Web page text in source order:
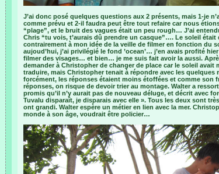
J’ai donc posé quelques questions aux 2 présents, mais 1-je
comme prévu et 2-il faudra peut être tout refaire car nous
“plage”, et le bruit des vagues était un peu rough… J’ai
Chris “tu vois, t’aurais dû prendre un casque”…. Le soleil était
contrairement à mon idée de la veille de filmer en fonction du
aujoud’hui, j’ai privilégié le fond ’ocean’… j’en avais profité
filmer des visages… et bien… je me suis fait avoir la aussi.
demander à Christopher de changer de place car le soleil avait
traduire, mais Christopher tenait à répondre avec les quelques
forcément, les réponses étaient moins étoffées et comme son
réponses, on risque de devoir trier au montage. Walter a
promis qu’il n’y aurait pas de nouveau déluge, et décrit avec
Tuvalu disparaît, je disparais avec elle ». Tous les deux sont
ont grandi. Walter espère un métier en lien avec la mer.
monde à son âge, voudrait être policier…